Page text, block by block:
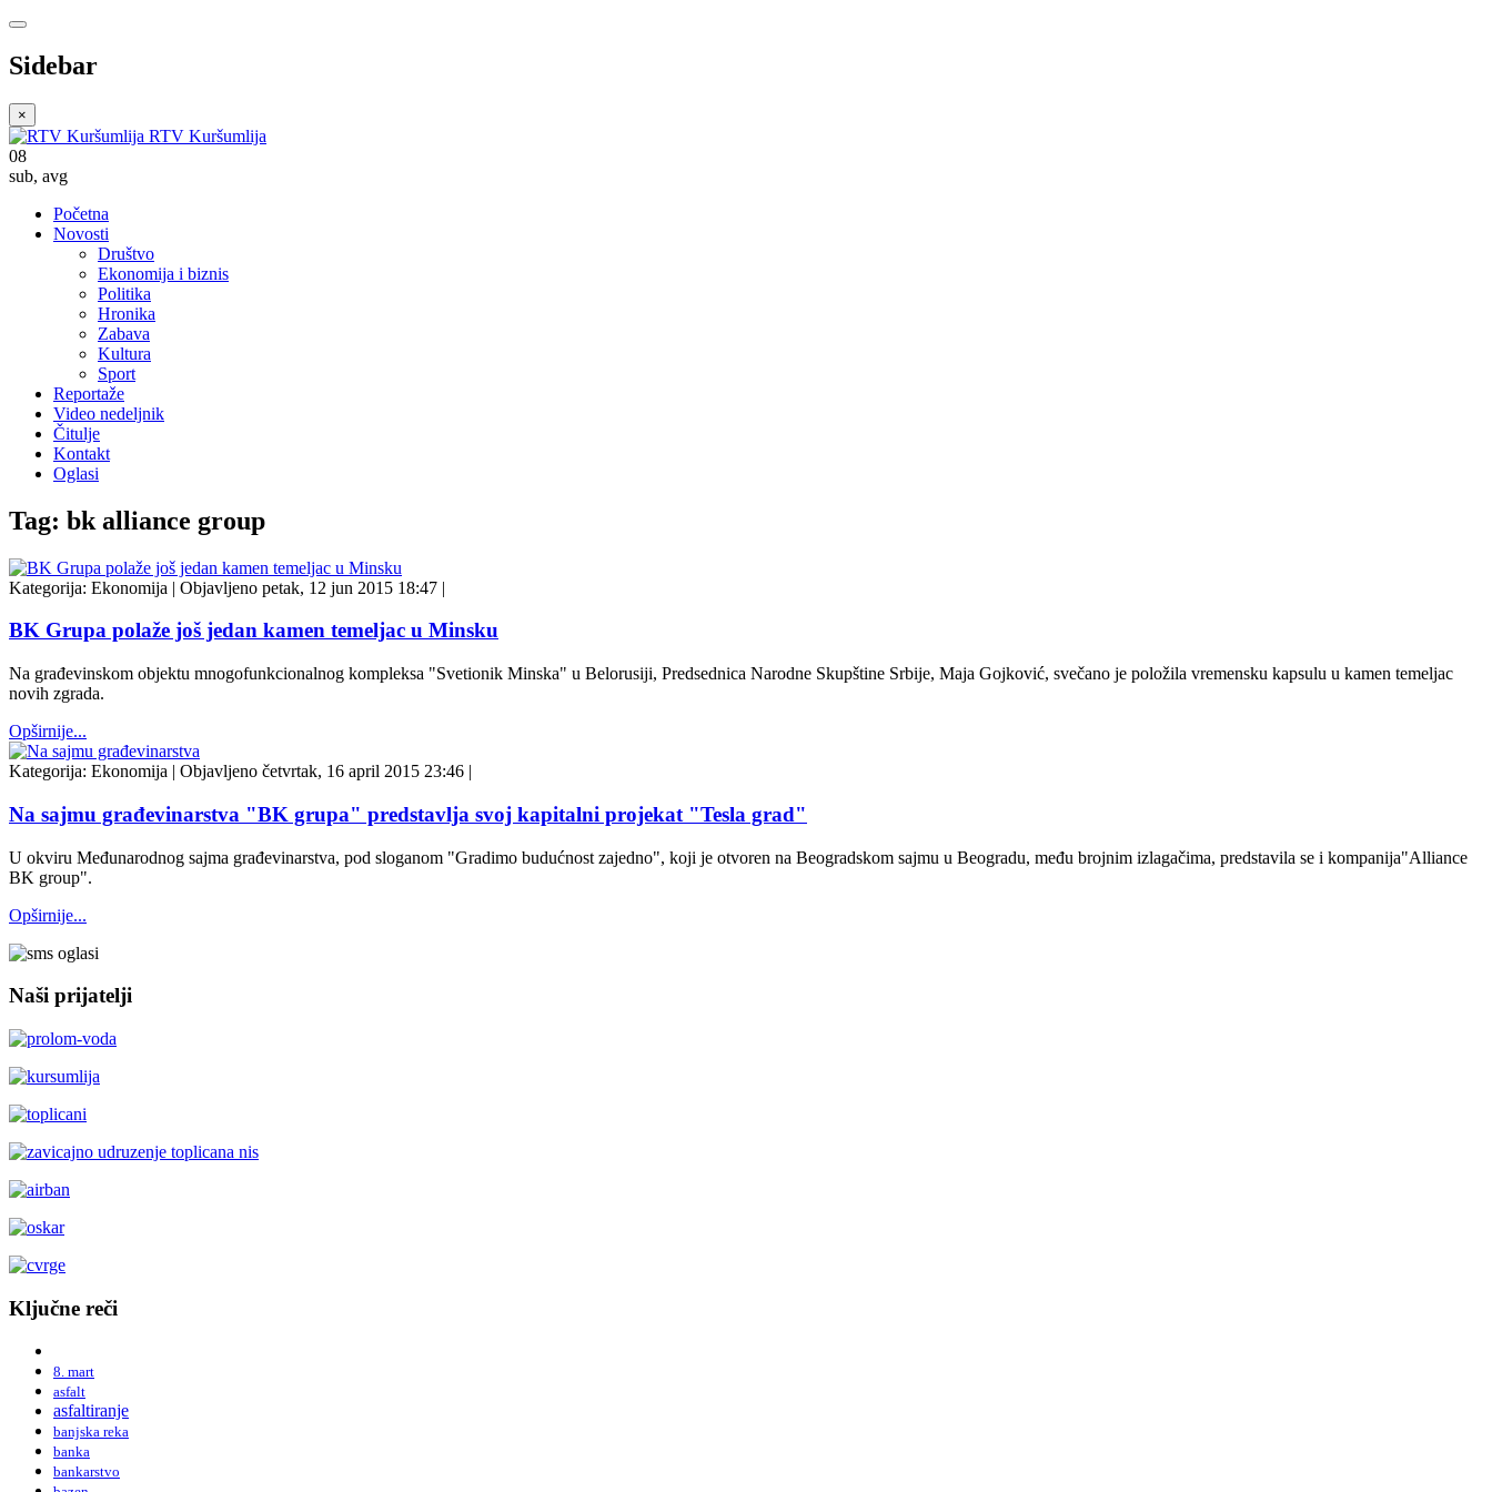
Sidebar
×
RTV Kuršumlija
08
sub, avg
Početna
Novosti
Društvo
Ekonomija i biznis
Politika
Hronika
Zabava
Kultura
Sport
Reportaže
Video nedeljnik
Čitulje
Kontakt
Oglasi
Tag: bk alliance group
Kategorija: Ekonomija | Objavljeno petak, 12 jun 2015 18:47 |
BK Grupa polaže još jedan kamen temeljac u Minsku
Na građevinskom objektu mnogofunkcionalnog kompleksa "Svetionik Minska" u Belorusiji, Predsednica Narodne Skupštine Srbije, Maja Gojković, svečano je položila vremensku kapsulu u kamen temeljac
novih zgrada.
Opširnije...
Kategorija: Ekonomija | Objavljeno četvrtak, 16 april 2015 23:46 |
Na sajmu građevinarstva "BK grupa" predstavlja svoj kapitalni projekat "Tesla grad"
U okviru Međunarodnog sajma građevinarstva, pod sloganom "Gradimo budućnost zajedno", koji je otvoren na Beogradskom sajmu u Beogradu, među brojnim izlagačima, predstavila se i kompanija"Alliance
BK group".
Opširnije...
Naši prijatelji
Ključne reči
8. mart
asfalt
asfaltiranje
banjska reka
banka
bankarstvo